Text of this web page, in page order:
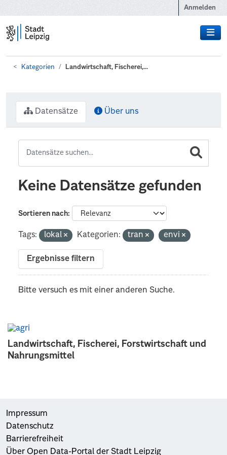
Anmelden
Kategorien Landwirtschaft, Fischerei,...
Landwirtschaft, Fischerei, Forstwirtschaft und
Nahrungsmittel
Datensätze Über uns
Keine Datensätze gefunden
Sortieren nach
Tags: lokal Kategorien: tran envi
Ergebnisse filtern
Bitte versuch es mit einer anderen Suche.
Impressum
Datenschutz
Barrierefreiheit
Über Open Data-Portal der Stadt Leipzig